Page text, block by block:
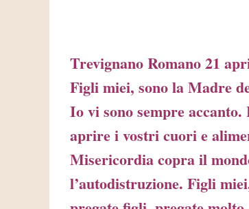
Trevignano Romano 21
Figli miei, sono la Madre
Io vi sono sempre
aprire i vostri cuori e
Misericordia copra il
l’autodistruzione. Figli